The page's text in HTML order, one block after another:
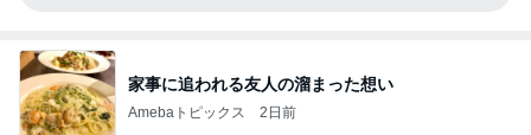
家事に追われる友人の溜まった想い
Amebaトピックス 2日前